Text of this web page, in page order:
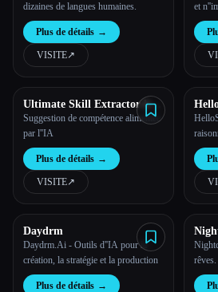
Esc
dizaines de langues humaines.
Plus de détails →
VISITE↗︎
et
Ultimate Skill Extractor by
Further
Suggestion de compétence alimentée
par l''IA
Plus de détails →
VISITE↗︎
Daydrm
Daydrm.Ai - Outils d''IA pour la
création, la stratégie et la production
Plus de détails →
rêves.